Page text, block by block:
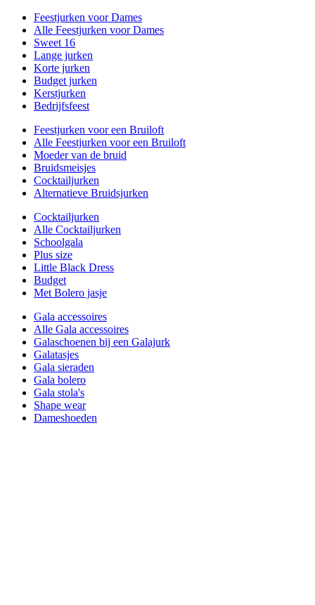
Feestjurken voor Dames
Alle Feestjurken voor Dames
Sweet 16
Lange jurken
Korte jurken
Budget jurken
Kerstjurken
Bedrijfsfeest
Feestjurken voor een Bruiloft
Alle Feestjurken voor een Bruiloft
Moeder van de bruid
Bruidsmeisjes
Cocktailjurken
Alternatieve Bruidsjurken
Cocktailjurken
Alle Cocktailjurken
Schoolgala
Plus size
Little Black Dress
Budget
Met Bolero jasje
Gala accessoires
Alle Gala accessoires
Galaschoenen bij een Galajurk
Galatasjes
Gala sieraden
Gala bolero
Gala stola's
Shape wear
Dameshoeden